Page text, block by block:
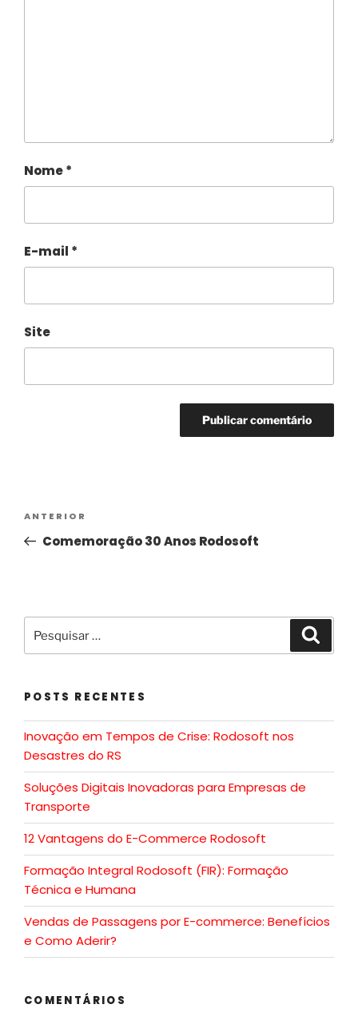
Nome*
E-mail *
Site
ANTERIOR
Comemoração 30 Anos Rodosoft
POSTS RECENTES
Inovação em Tempos de Crise: Rodosoft nos
Desastres do RS
Soluções Digitais Inovadoras para Empresas de
Transporte
12 Vantagens do E-Commerce Rodosoft
Formação Integral Rodosoft (FIR): Formação
Técnica e Humana
Vendas de Passagens por E-commerce: Benefícios
e Como Aderir?
COMENTÁRIOS